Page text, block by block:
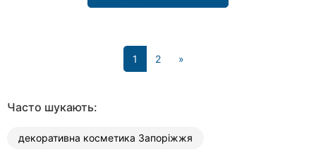
1 (current)
2 »
Часто шукають:
декоративна косметика Запоріжжя